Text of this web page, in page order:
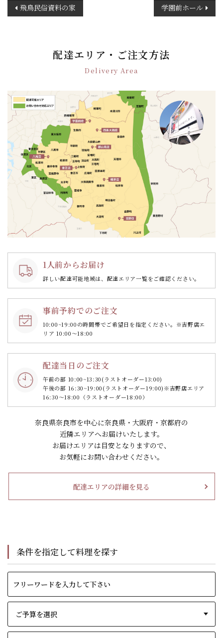
稿
ン
飛鳥民俗資料の家 学園前ホール
配達エリア・ご注文方法
Delivery Area
1人前からお届け
詳しい配達可能地域は、配達エリア一覧をご確認ください。
事前予約でのご注文
10:00~19:00の時間帯でご希望日を指定ください。 ※吉野店エ
リア 10:00～18:00
配達当日のご注文
午前の部 10:00~13:30(ラストオーダー13:00)
午後の部 16:30~19:00(ラストオーダー19:00)※吉野店エリア
16:30～18:00（ラストオーダー18:00）
奈良県奈良市を中心に奈良県・大阪府・京都府の
近隣エリアへお届けいたします。
お届けエリアは目安となりますので、
お気軽にお問い合わせください。
配達エリアの詳細を見る
条件を指定して料理を探す